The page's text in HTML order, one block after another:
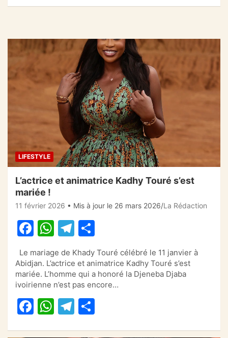
LIFESTYLE
L’actrice et animatrice Kadhy Touré s’est
mariée !
11 février 2026 • Mis à jour le 26 mars 2026 La Rédaction
F
c
e
b
o
o
W
at
s
A
p
p
T
el
e
gr
a
m
ar
ta
g
er
Le mariage de Khady Touré célébré le 11 janvier à
Abidjan. L’actrice et animatrice Kadhy Touré s’est
mariée. L’homme qui a honoré la Djeneba Djaba
ivoirienne n’est pas encore…
F
W T